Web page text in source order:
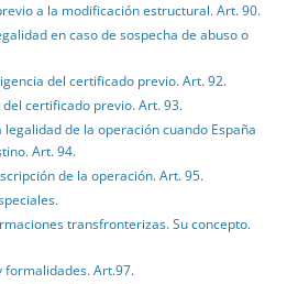
a la modificación estructural. Art. 90.
en caso de sospecha de abuso o
del certificado previo. Art. 92.
certificado previo. Art. 93.
legalidad de la operación cuando España
Art. 94.
de la operación. Art. 95.
transfronterizas. Su concepto.
formalidades. Art.97.